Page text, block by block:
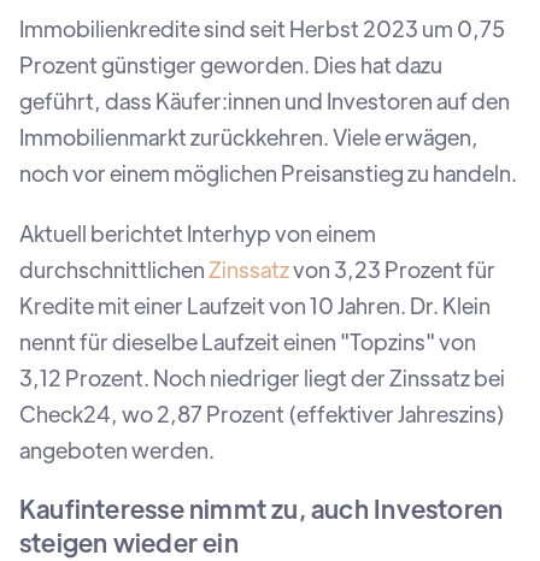
Immobilienkredite sind seit Herbst 2023 um 0,75
Prozent günstiger geworden. Dies hat dazu
geführt, dass Käufer:innen und Investoren auf den
Immobilienmarkt zurückkehren. Viele erwägen,
noch vor einem möglichen Preisanstieg zu handeln.
Aktuell berichtet Interhyp von einem
durchschnittlichenZinssatzvon 3,23 Prozent für
Kredite mit einer Laufzeit von 10 Jahren. Dr. Klein
nennt für dieselbe Laufzeit einen "Topzins" von
3,12 Prozent. Noch niedriger liegt der Zinssatz bei
Check24, wo 2,87 Prozent (effektiver Jahreszins)
angeboten werden.
Kaufinteresse nimmt zu, auch Investoren
steigen wieder ein